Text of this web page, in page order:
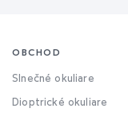
OBCHOD
Slnečné okuliare
Dioptrické okuliare